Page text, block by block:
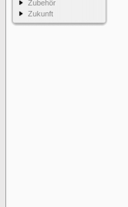
Zubehör
Zukunft